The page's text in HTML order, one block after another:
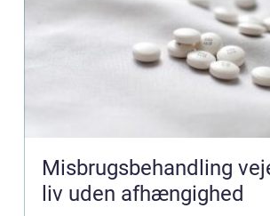
Misbrugsbehandling vejen til et
liv uden afhængighed